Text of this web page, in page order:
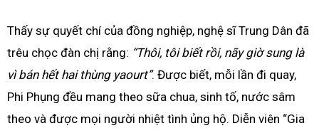
Thấy sự quyết chí của đồng nghiệp, nghệ sĩ Trung Dân đã
trêu chọc đàn chị rằng: “Thôi, tôi biết rồi, nãy giờ sung là
vì bán hết hai thùng yaourt”. Được biết, mỗi lần đi quay,
Phi Phụng đều mang theo sữa chua, sinh tố, nước sâm
theo và được mọi người nhiệt tình ủng hộ. Diễn viên “Gia